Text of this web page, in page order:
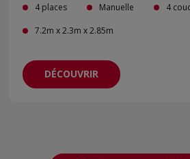
4 places Manuelle
4
7.2m x 2.3m x 2.85m
DÉCOUVRIR